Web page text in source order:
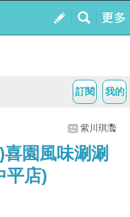
我的
訂閱
紫川琪灩
園風味涮涮
平店)